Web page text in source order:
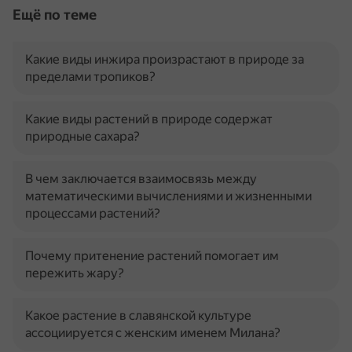
Ещё по теме
Какие виды инжира произрастают в природе за
пределами тропиков?
Какие виды растений в природе содержат
природные сахара?
В чем заключается взаимосвязь между
математическими вычислениями и жизненными
процессами растений?
Почему притенение растений помогает им
пережить жару?
Какое растение в славянской культуре
ассоциируется с женским именем Милана?